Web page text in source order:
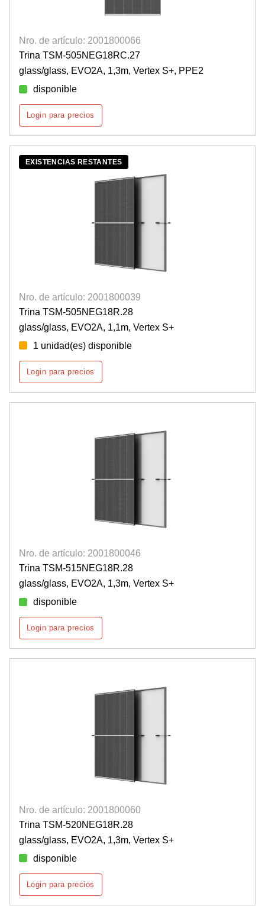
Nro. de artículo: 2001800066
Trina TSM-505NEG18RC.27
glass/glass, EVO2A, 1,3m, Vertex S+, PPE2
disponible
Login para precios
EXISTENCIAS RESTANTES
Nro. de artículo: 2001800039
Trina TSM-505NEG18R.28
glass/glass, EVO2A, 1,1m, Vertex S+
1 unidad(es) disponible
Login para precios
Nro. de artículo: 2001800046
Trina TSM-515NEG18R.28
glass/glass, EVO2A, 1,3m, Vertex S+
disponible
Login para precios
Nro. de artículo: 2001800060
Trina TSM-520NEG18R.28
glass/glass, EVO2A, 1,3m, Vertex S+
disponible
Login para precios